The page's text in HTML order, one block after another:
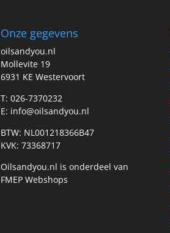
Onze gegevens
oilsandyou.nl
Mollevite 19
6931 KE Westervoort
T: 026-7370232
E: info@oilsandyou.nl
BTW: NL001218366B47
KVK: 73368717
Oilsandyou.nl is onderdeel van
FMEP Webshops